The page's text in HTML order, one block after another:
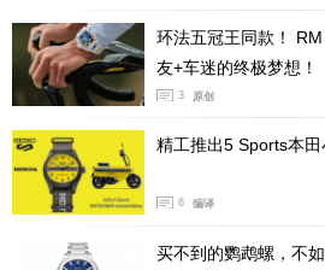
环法五冠王同款！
友+车迷的终极梦想！
3 原创
精工推出5 Sports本
6 编译
买不到的鹦鹉螺，不